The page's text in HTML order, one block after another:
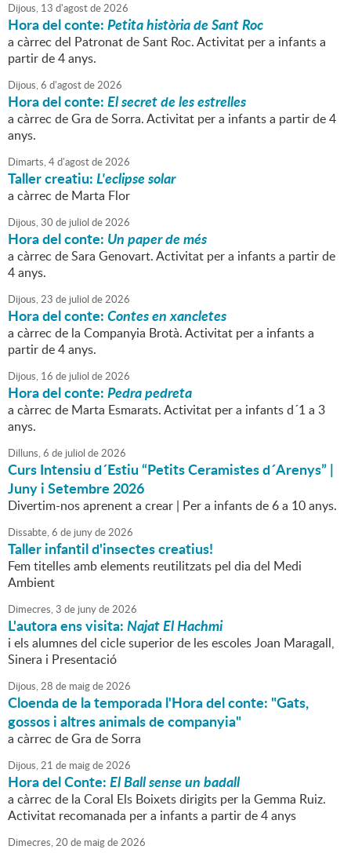
Dijous, 13 d'agostde2026
Hora del conte:Petita història de Sant Roc
a càrrec del Patronat de Sant Roc. Activitat per a infants a
partir de 4 anys.
Dijous,6 d'agostde2026
Hora del conte:El secret de les estrelles
a càrrec de Gra de Sorra. Activitat per a infants a partir de 4
anys.
Dimarts,4d'agostde2026
Taller creatiu:L'eclipse solar
a càrrec de Marta Flor
Dijous,30 de juliol de2026
Hora del conte: Un paper de més
a càrrec de Sara Genovart. Activitat per a infants a partir de
4 anys.
Dijous,23 de juliol de2026
Hora del conte:Contes en xancletes
a càrrec de la Companyia Brotà. Activitat per a infants a
partir de 4 anys.
Dijous, 16 de juliol de2026
Hora del conte:Pedra pedreta
a càrrec de Marta Esmarats. Activitat per a infants d´1 a 3
anys.
Dilluns,6 de juliol de2026
Curs Intensiu d´Estiu “Petits Ceramistes d´Arenys” |
Juny i Setembre 2026
Divertim-nos aprenent a crear | Per a infants de 6 a 10 anys.
Dissabte,6 de junyde2026
Taller infantil d'insectes creatius!
Fem titelles amb elements reutilitzats pel dia del Medi
Ambient
Dimecres,3 de junyde2026
L'autora ens visita:Najat El Hachmi
i els alumnes del cicle superior de les escoles Joan Maragall,
Sinera i Presentació
Dijous,28 de maigde2026
Cloenda de la temporada l'Hora del conte: "Gats,
gossos i altres animals de companyia"
a càrrec de Gra de Sorra
Dijous,21 de maigde2026
Hora del Conte:El Ball senseunbadall
a càrrec de la Coral Els Boixets dirigits per la Gemma Ruiz.
Activitat recomanada per a infants a partir de 4 anys
Dimecres,20 de maigde2026